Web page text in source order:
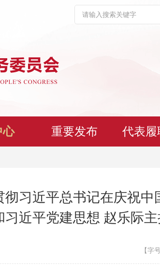
心 重要发布 代表履
习近平总书记在庆祝
习近平党建思想 赵乐际
【字